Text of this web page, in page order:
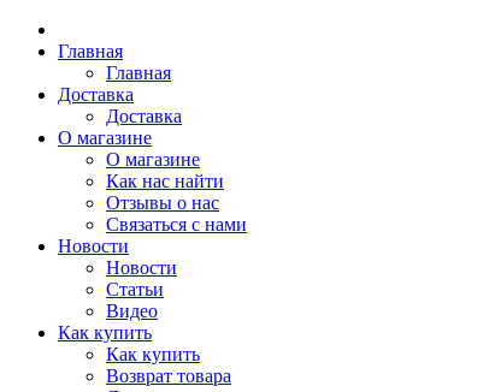
Главная
Главная
Доставка
Доставка
О магазине
О магазине
Как нас найти
Отзывы о нас
Связаться с нами
Новости
Новости
Статьи
Видео
Как купить
Как купить
Возврат товара